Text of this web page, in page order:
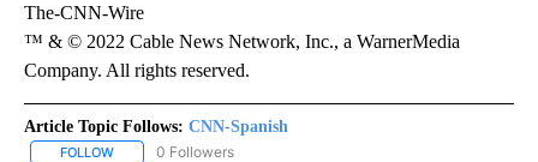
The-CNN-Wire
™ & © 2022 Cable News Network, Inc., a WarnerMedia
Company. All rights reserved.
Article Topic Follows: CNN-Spanish
FOLLOW FOLLOW "CNN-SPANISH" TO RECEIVE NOTIFICATIONS ABOUT
0 Followers